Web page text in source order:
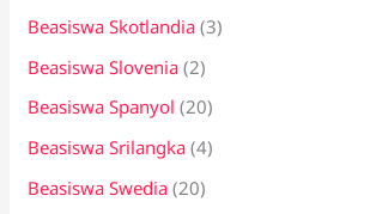
Beasiswa Skotlandia (3)
Beasiswa Slovenia (2)
Beasiswa Spanyol (20)
Beasiswa Srilangka (4)
Beasiswa Swedia (20)